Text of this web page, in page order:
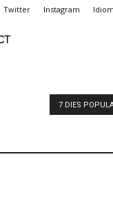
Twitter Instagram
7 DIES